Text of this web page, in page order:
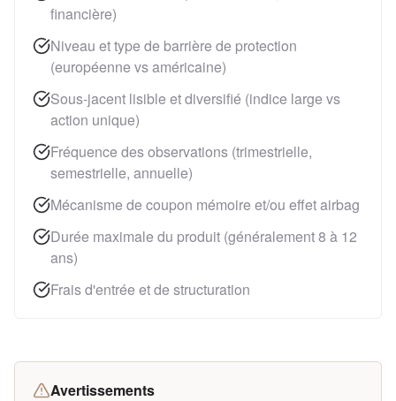
financière)
Niveau et type de barrière de protection
(européenne vs américaine)
Sous-jacent lisible et diversifié (indice large vs
action unique)
Fréquence des observations (trimestrielle,
semestrielle, annuelle)
Mécanisme de coupon mémoire et/ou effet airbag
Durée maximale du produit (généralement 8 à 12
ans)
Frais d'entrée et de structuration
Avertissements